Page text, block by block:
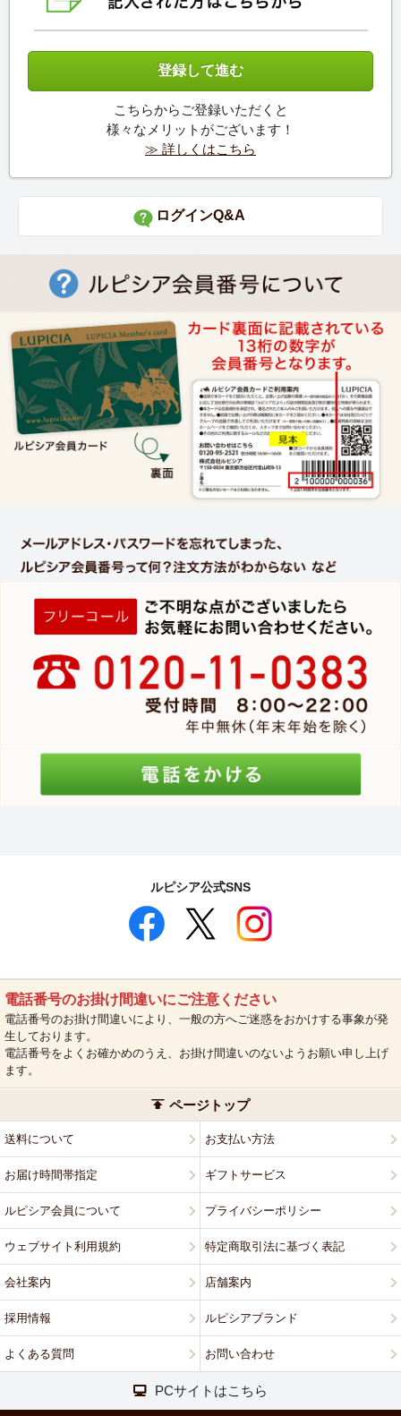
こちらからご登録いただくと
様々なメリットがございます！
≫ 詳しくはこちら
ルピシア公式SNS
電話番号のお掛け間違いにご注意ください
電話番号のお掛け間違いにより、一般の方へご迷惑をおかけする事象が発
生しております。
電話番号をよくお確かめのうえ、お掛け間違いのないようお願い申し上げ
ます。
ページトップ
送料について お支払い方法
お届け時間帯指定 ギフトサービス
ルピシア会員について プライバシーポリシー
ウェブサイト利用規約 特定商取引法に基づく表記
会社案内 店舗案内
採用情報 ルピシアブランド
よくある質問 お問い合わせ
PCサイトはこちら